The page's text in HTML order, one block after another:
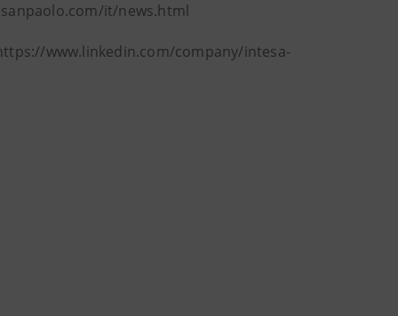
it/news.html
www.linkedin.com/company/intesa-